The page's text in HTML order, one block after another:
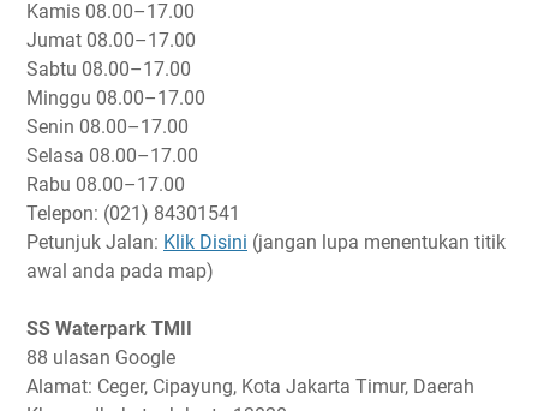
Kamis 08.00–17.00
Jumat 08.00–17.00
Sabtu 08.00–17.00
Minggu 08.00–17.00
Senin 08.00–17.00
Selasa 08.00–17.00
Rabu 08.00–17.00
Telepon: (021) 84301541
Petunjuk Jalan: Klik Disini (jangan lupa menentukan titik
awal anda pada map)
SS Waterpark TMII
88 ulasan Google
Alamat: Ceger, Cipayung, Kota Jakarta Timur, Daerah